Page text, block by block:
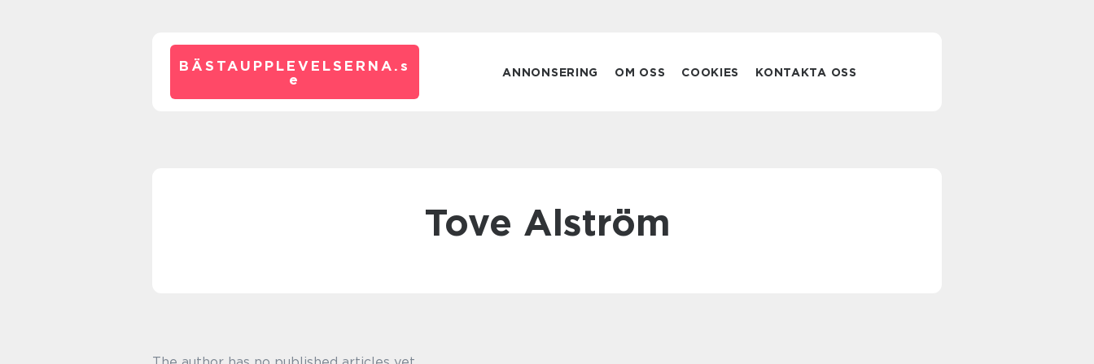
BÄSTAUPPLEVELSERNA. s
e
ANNONSERING OM OSS COOKIES KONTAKTA OSS
Tove Alström